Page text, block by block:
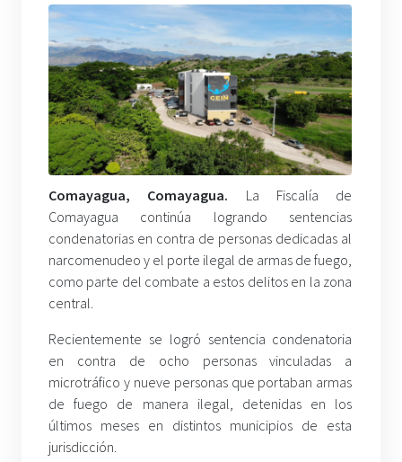
Comayagua, Comayagua. La Fiscalía de
Comayagua continúa logrando sentencias
condenatorias en contra de personas dedicadas al
narcomenudeo y el porte ilegal de armas de fuego,
como parte del combate a estos delitos en la zona
central.
Recientemente se logró sentencia condenatoria
en contra de ocho personas vinculadas a
microtráfico y nueve personas que portaban armas
de fuego de manera ilegal, detenidas en los
últimos meses en distintos municipios de esta
jurisdicción.